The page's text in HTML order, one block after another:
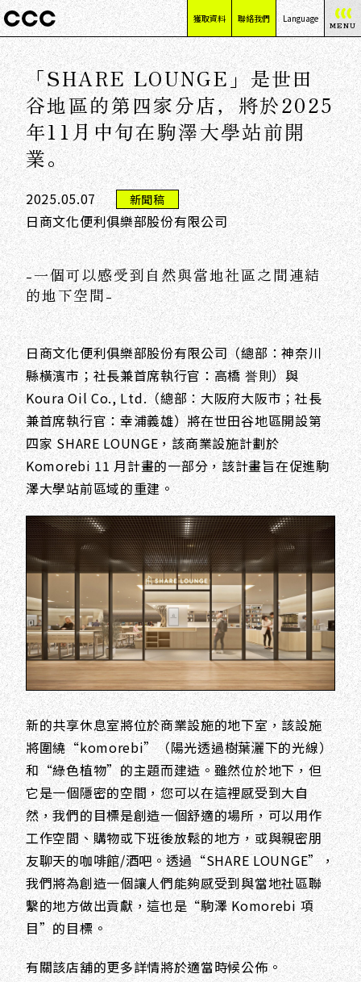
獲取資料 聯絡我們 Language
日本語
English
简体中文
繁體中文
MENU
「SHARE LOUNGE」是世田
谷地區的第四家分店，將於2025
年11月中旬在駒澤大學站前開
業。
2025.05.07 新聞稿
日商文化便利俱樂部股份有限公司
-一個可以感受到自然與當地社區之間連結
的地下空間-
日商文化便利俱樂部股份有限公司（總部：神奈川
縣橫濱市；社長兼首席執行官：高橋 誉則）與
Koura Oil Co., Ltd.（總部：大阪府大阪市；社長
兼首席執行官：幸浦義雄）將在世田谷地區開設第
四家 SHARE LOUNGE，該商業設施計劃於
Komorebi 11 月計畫的一部分，該計畫旨在促進駒
澤大學站前區域的重建。
新的共享休息室將位於商業設施的地下室，該設施
將圍繞“komorebi”（陽光透過樹葉灑下的光線）
和“綠色植物”的主題而建造。雖然位於地下，但
它是一個隱密的空間，您可以在這裡感受到大自
然，我們的目標是創造一個舒適的場所，可以用作
工作空間、購物或下班後放鬆的地方，或與親密朋
友聊天的咖啡館/酒吧。透過“SHARE LOUNGE”，
我們將為創造一個讓人們能夠感受到與當地社區聯
繫的地方做出貢獻，這也是“駒澤 Komorebi 項
目”的目標。
有關該店舖的更多詳情將於適當時候公佈。